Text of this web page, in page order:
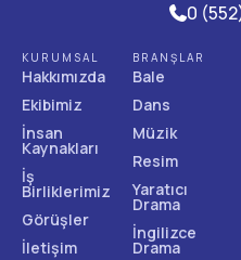
0
KURUMSAL
Hakkımızda
Ekibimiz
İnsan
Kaynakları
İş
Birliklerimiz
Görüşler
İletişim
BRANŞLAR
Bale
Dans
Müzik
Resim
Yaratıcı
Drama
İngilizce
Drama